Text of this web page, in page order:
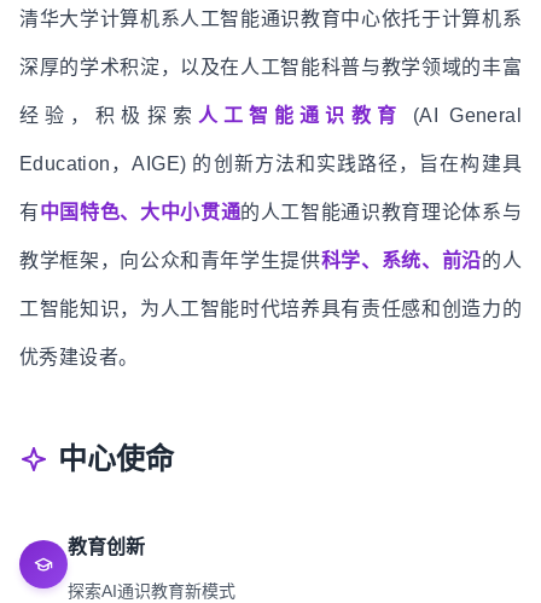
清华大学计算机系人工智能通识教育中心依托于计算机系
深厚的学术积淀，以及在人工智能科普与教学领域的丰富
经验，积极探索 人工智能通识教育 (AI General
Education，AIGE) 的创新方法和实践路径，旨在构建具
有中国特色、大中小贯通的人工智能通识教育理论体系与
教学框架，向公众和青年学生提供科学、系统、前沿的人
工智能知识，为人工智能时代培养具有责任感和创造力的
优秀建设者。
中心使命
教育创新
探索AI通识教育新模式